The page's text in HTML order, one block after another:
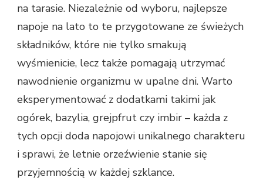
na tarasie. Niezależnie od wyboru, najlepsze
napoje na lato to te przygotowane ze świeżych
składników, które nie tylko smakują
wyśmienicie, lecz także pomagają utrzymać
nawodnienie organizmu w upalne dni. Warto
eksperymentować z dodatkami takimi jak
ogórek, bazylia, grejpfrut czy imbir – każda z
tych opcji doda napojowi unikalnego charakteru
i sprawi, że letnie orzeźwienie stanie się
przyjemnością w każdej szklance.